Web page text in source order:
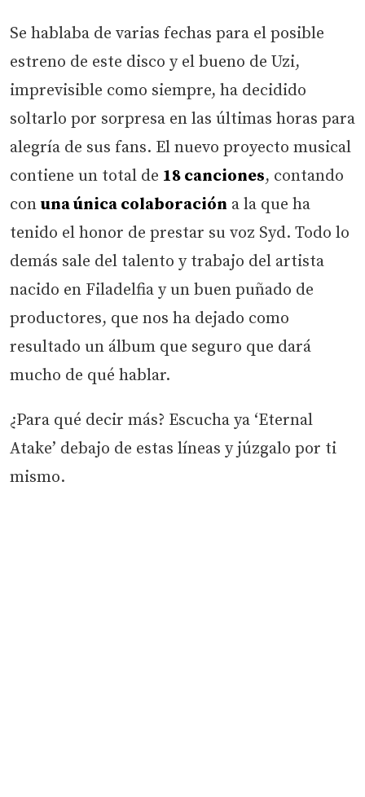
Se hablaba de varias fechas para el posible
estreno de este disco y el bueno de Uzi,
imprevisible como siempre, ha decidido
soltarlo por sorpresa en las últimas horas para
alegría de sus fans. El nuevo proyecto musical
contiene un total de 18 canciones, contando
con una única colaboración a la que ha
tenido el honor de prestar su voz Syd. Todo lo
demás sale del talento y trabajo del artista
nacido en Filadelfia y un buen puñado de
productores, que nos ha dejado como
resultado un álbum que seguro que dará
mucho de qué hablar.
¿Para qué decir más? Escucha ya ‘Eternal
Atake’ debajo de estas líneas y júzgalo por ti
mismo.